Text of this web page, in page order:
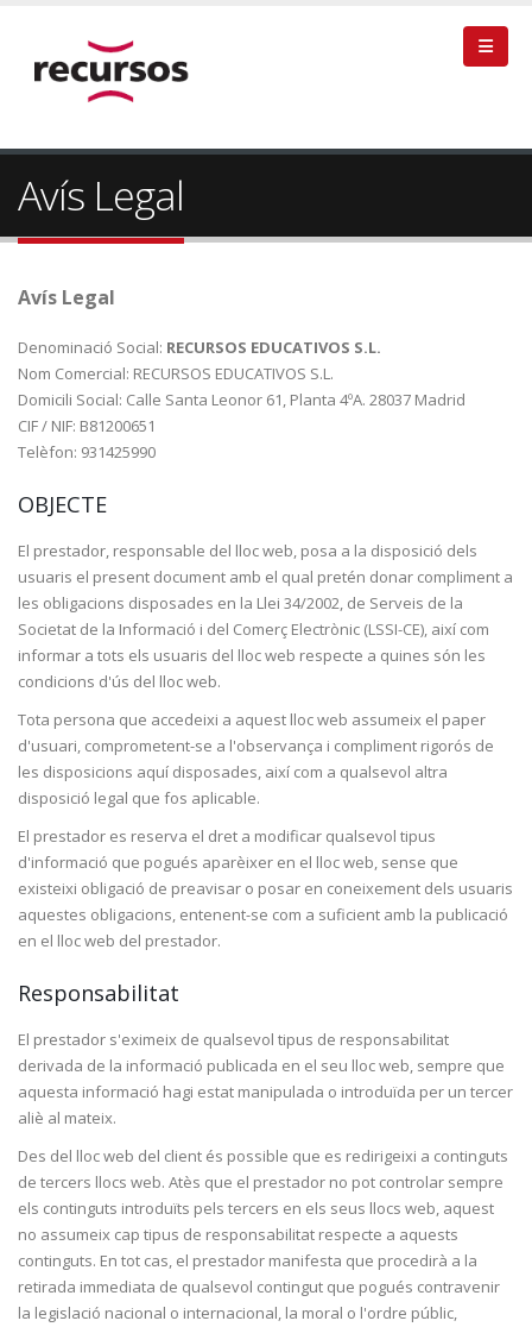
Avís Legal
Avís Legal
Denominació Social: RECURSOS EDUCATIVOS S.L.
Nom Comercial: RECURSOS EDUCATIVOS S.L.
Domicili Social: Calle Santa Leonor 61, Planta 4ºA. 28037 Madrid
CIF / NIF: B81200651
Telèfon: 931425990
OBJECTE
El prestador, responsable del lloc web, posa a la disposició dels
usuaris el present document amb el qual pretén donar compliment a
les obligacions disposades en la Llei 34/2002, de Serveis de la
Societat de la Informació i del Comerç Electrònic (LSSI-CE), així com
informar a tots els usuaris del lloc web respecte a quines són les
condicions d'ús del lloc web.
Tota persona que accedeixi a aquest lloc web assumeix el paper
d'usuari, comprometent-se a l'observança i compliment rigorós de
les disposicions aquí disposades, així com a qualsevol altra
disposició legal que fos aplicable.
El prestador es reserva el dret a modificar qualsevol tipus
d'informació que pogués aparèixer en el lloc web, sense que
existeixi obligació de preavisar o posar en coneixement dels usuaris
aquestes obligacions, entenent-se com a suficient amb la publicació
en el lloc web del prestador.
Responsabilitat
El prestador s'eximeix de qualsevol tipus de responsabilitat
derivada de la informació publicada en el seu lloc web, sempre que
aquesta informació hagi estat manipulada o introduïda per un tercer
aliè al mateix.
Des del lloc web del client és possible que es redirigeixi a continguts
de tercers llocs web. Atès que el prestador no pot controlar sempre
els continguts introduïts pels tercers en els seus llocs web, aquest
no assumeix cap tipus de responsabilitat respecte a aquests
continguts. En tot cas, el prestador manifesta que procedirà a la
retirada immediata de qualsevol contingut que pogués contravenir
la legislació nacional o internacional, la moral o l'ordre públic,